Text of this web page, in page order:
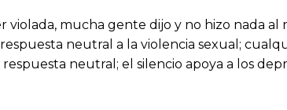
violada, mucha gente dijo y no hizo nada al
neutral a la violencia sexual;
neutral; el silencio apoya a los